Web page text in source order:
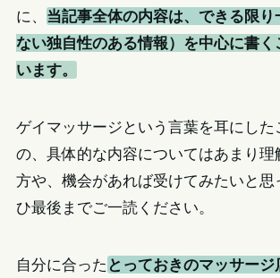
に、 当記事全体の内容は、できる限り
ない独自性のある情報）を中心に書く
います。
ゲイマッサージという言葉を耳にした
の、具体的な内容についてはあまり理
方や、機会があれば受けてみたいと思
ひ最後までご一読ください。
自分に合った とっておきのマッサー